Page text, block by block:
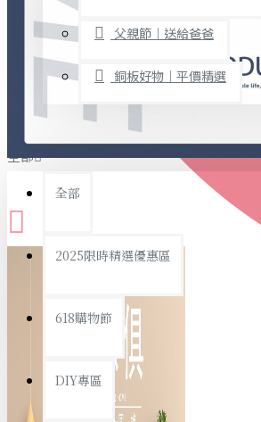
事務用品
文具收納
書寫用品
衛浴用品
其他
免打孔收納專區
父親節｜送給爸爸
銅板好物｜平價精選
全部
全部
2025限時精選優惠區
618購物節
DIY專區